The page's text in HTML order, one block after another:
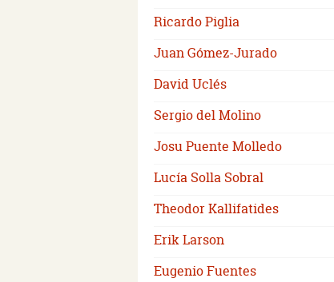
Ricardo Piglia
Juan Gómez-Jurado
David Uclés
Sergio del Molino
Josu Puente Molledo
Lucía Solla Sobral
Theodor Kallifatides
Erik Larson
Eugenio Fuentes